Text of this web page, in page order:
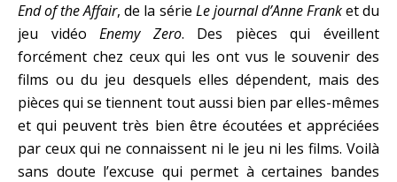
End of the Affair, de la série Le journal d’Anne Franket du
jeu vidéoEnemy Zero. Des pièces qui éveillent
forcément chez ceux qui les ont vus le souvenir des
films ou du jeu desquels elles dépendent, mais des
pièces qui se tiennent tout aussi bien par elles-mêmes
et qui peuvent très bien être écoutées et appréciées
par ceux qui ne connaissent ni le jeu ni les films. Voilà
sans doute l’excuse qui permet à certaines bandes